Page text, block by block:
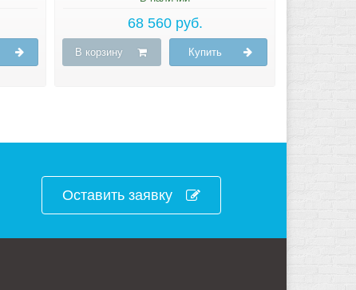
68 560 руб.
В корзину Купить
Оставить заявку